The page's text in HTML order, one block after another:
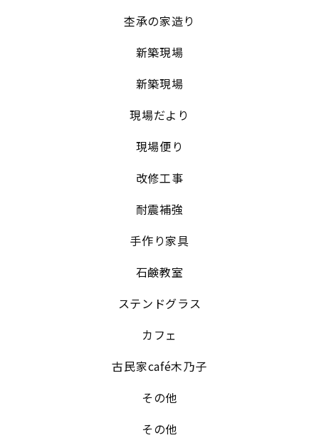
杢承の家造り
新築現場
新築現場
現場だより
現場便り
改修工事
耐震補強
手作り家具
石鹸教室
ステンドグラス
カフェ
古民家café木乃子
その他
その他